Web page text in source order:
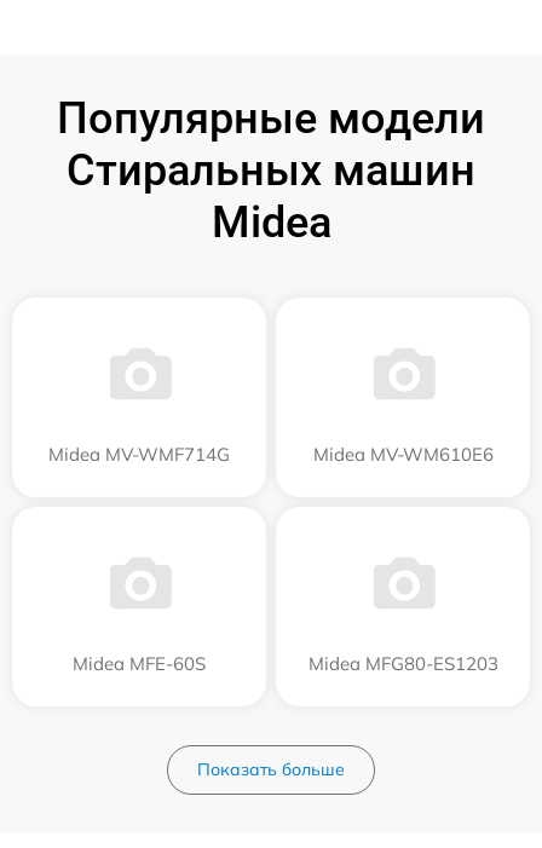
Популярные модели
Стиральных машин
Midea
Midea MV-WMF714G Midea MV-WM610E6
Midea MFE-60S Midea MFG80-ES1203
Показать больше